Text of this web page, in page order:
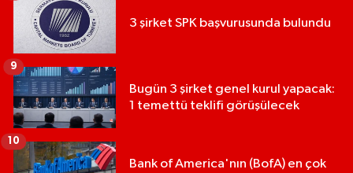
3 şirket SPK başvurusunda bulundu
Bugün 3 şirket genel kurul yapacak:
1 temettü teklifi görüşülecek
9
Bank of America'nın (BofA) en çok
10